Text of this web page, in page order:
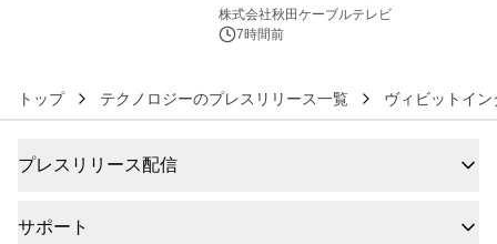
秋田犬の子犬と秋田の四季と名所を巡
るパッケージ～ 9月1日(火)秋田県内で
株式会社秋田ケーブルテレビ
7時間前
トップ テクノロジーのプレスリリース一覧 ヴィビットイ
プレスリリース配信
サポート